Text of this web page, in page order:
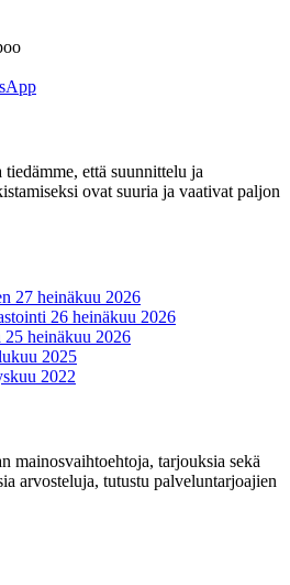
että suunnittelu ja
ovat suuria ja vaativat paljon
27 heinäkuu 2026
26 heinäkuu 2026
25 heinäkuu 2026
2025
2022
mainosvaihtoehtoja, tarjouksia sekä
arvosteluja, tutustu palveluntarjoajien